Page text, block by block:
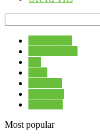
Most popular